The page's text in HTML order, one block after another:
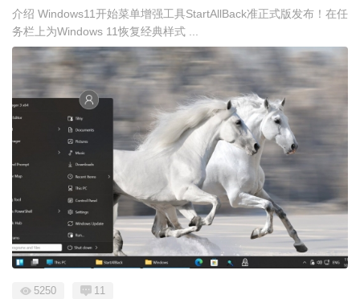
介绍 Windows11开始菜单增强工具StartAllBack准正式版发布！在任
务栏上为Windows 11恢复经典样式 ...
5250 11